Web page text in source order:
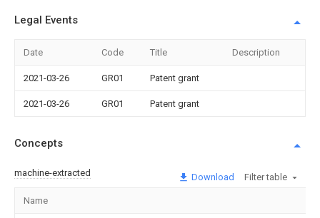
Legal Events
Date Code Title Description
2021-03-26 GR01 Patent grant
2021-03-26 GR01 Patent grant
Concepts
machine-extracted Download Filter table
Name